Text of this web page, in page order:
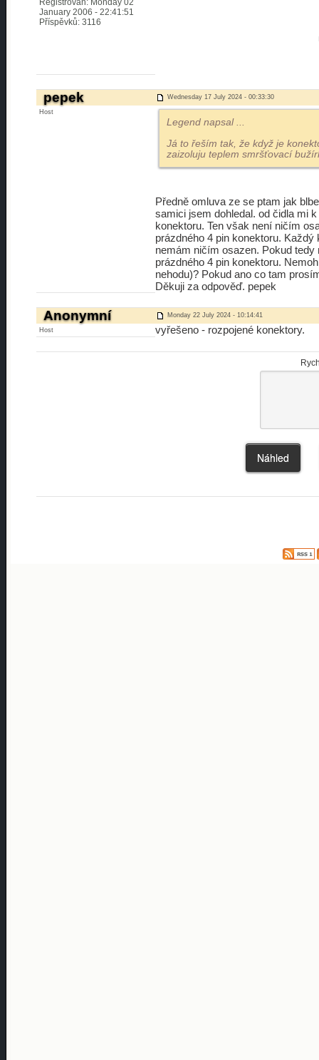
Registrován: Monday 02
January 2006 - 22:41:51
Příspěvků: 3116
pepek Wednesday 17 July 2024 - 00:33:30
Host
Legend napsal...
Já to řeším tak, že když je
zaizoluju teplem smršťovací
Předně omluva ze se ptam jak
samici jsem dohledal. od čidla mi
konektoru. Ten však není ničím
prázdného 4 pin konektoru.
nemám ničím osazen. Pokud
prázdného 4 pin konektoru.
nehodu)? Pokud ano co tam
Děkuji za odpověď. pepek
Anonymní Monday 22 July 2024 - 10:14:41
Host vyřešeno - rozpojené konektory.